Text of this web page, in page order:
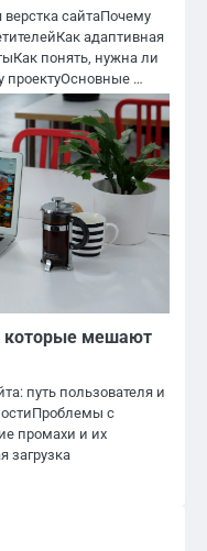
сайтаПочему
адаптивная
понять, нужна ли
проектуОсновные …
которые мешают
путь пользователя и
с
промахи и их
загрузка